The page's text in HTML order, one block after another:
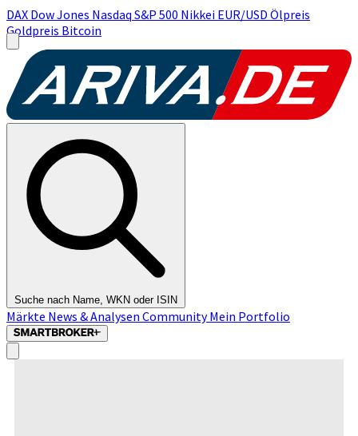
DAX Dow Jones Nasdaq S&P 500 Nikkei EUR/USD Ölpreis
Goldpreis Bitcoin
Suche nach Name, WKN oder ISIN
Märkte News & Analysen CommunityMein Portfolio